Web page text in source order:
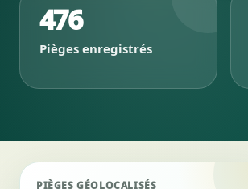
476
Pièges enregistrés
PIÈGES GÉOLOCALISÉS